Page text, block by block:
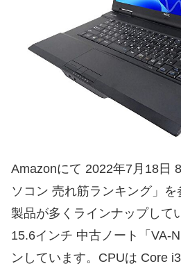
Amazonにて 2022年7月18日
ソコン 売れ筋ランキング」
製品が多くラインナップして
15.6インチ 中古ノート「VA-
ンしています。CPUは Core